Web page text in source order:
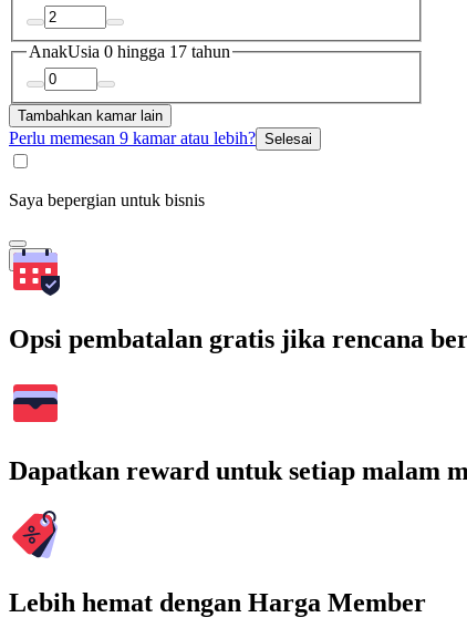
AnakUsia 0 hingga 17 tahun
Tambahkan kamar lain
Perlu memesan 9 kamar atau lebih? Selesai
Saya bepergian untuk bisnis
Cari
Opsi pembatalan gratis jika rencana
Dapatkan reward untuk setiap malam
Lebih hemat dengan Harga Member